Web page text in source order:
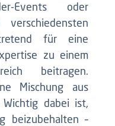
Events oder
für eine
zu einem
beitragen.
Mischung aus
Wichtig dabei ist,
beizubehalten –